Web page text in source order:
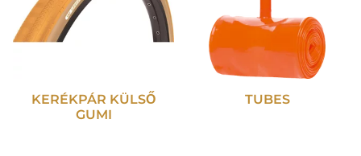
KERÉKPÁR KÜLSŐ
GUMI
TUBES